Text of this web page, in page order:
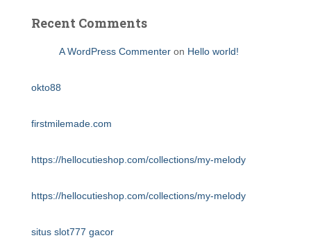
Recent Comments
A WordPress Commenter on Hello world!
okto88
firstmilemade.com
https://hellocutieshop.com/collections/my-melody
https://hellocutieshop.com/collections/my-melody
situs slot777 gacor